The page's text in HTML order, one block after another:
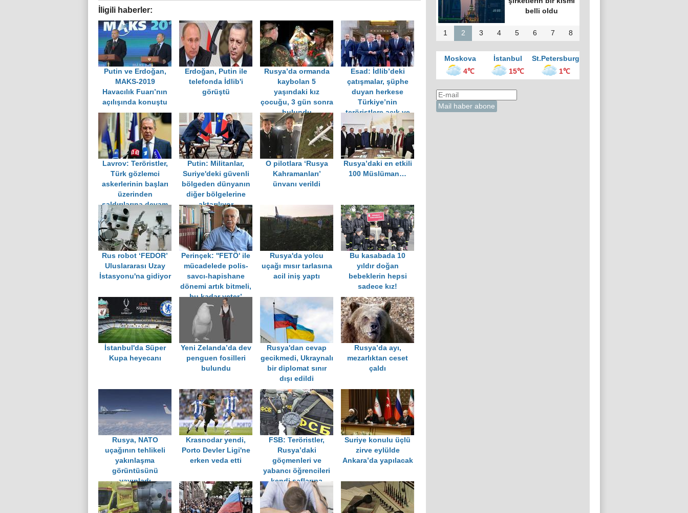
İligili haberler:
Putin ve Erdoğan,
MAKS-2019
Havacılık Fuarı’nın
açılışında konuştu
Erdoğan, Putin ile
telefonda İdlib'i
görüştü
Rusya’da ormanda
kaybolan 5
yaşındaki kız
çocuğu, 3 gün sonra
bulundu
Esad: İdlib’deki
çatışmalar, şüphe
duyan herkese
Türkiye’nin
teröristlere açık ve
sınırsız desteğini
gösterdi
Lavrov: Teröristler,
Türk gözlemci
askerlerinin başları
üzerinden
saldırılarına devam
ediyor
Putin: Militanlar,
Suriye'deki güvenli
bölgeden dünyanın
diğer bölgelerine
aktarılıyor
O pilotlara ‘Rusya
Kahramanları’
ünvanı verildi
Rusya’daki en etkili
100 Müslüman…
Rus robot ‘FEDOR’
Uluslararası Uzay
İstasyonu'na gidiyor
Perinçek: ''FETÖ' ile
mücadelede polis-
savcı-hapishane
dönemi artık bitmeli,
bu kadar yeter’
Rusya'da yolcu
uçağı mısır tarlasına
acil iniş yaptı
Bu kasabada 10
yıldır doğan
bebeklerin hepsi
sadece kız!
İstanbul'da Süper
Kupa heyecanı
Yeni Zelanda’da dev
penguen fosilleri
bulundu
Rusya'dan cevap
gecikmedi, Ukraynalı
bir diplomat sınır
dışı edildi
Rusya’da ayı,
mezarlıktan ceset
çaldı
Rusya, NATO
uçağının tehlikeli
yakınlaşma
görüntüsünü
yayınladı
Krasnodar yendi,
Porto Devler Ligi'ne
erken veda etti
FSB: Teröristler,
Rusya’daki
göçmenleri ve
yabancı öğrencileri
kendi saflarına
çekmeye çalışıyor
Suriye konulu üçlü
zirve eylülde
Ankara’da yapılacak
Kahvesi Gecesi”
düzenlendi
1 2 3 4 5 6 7 8
Moskova İstanbul
St.Petersburg
4℃
15℃ 1℃